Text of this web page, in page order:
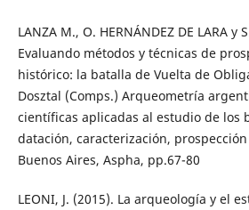
LANZA M., O. HERNÁNDEZ DE LARA y
Evaluando métodos y técnicas de
histórico: la batalla de Vuelta de
Dosztal (Comps.) Arqueometría
científicas aplicadas al estudio de los
datación, caracterización,
Buenos Aires, Aspha, pp.67-80
LEONI, J. (2015). La arqueología y el